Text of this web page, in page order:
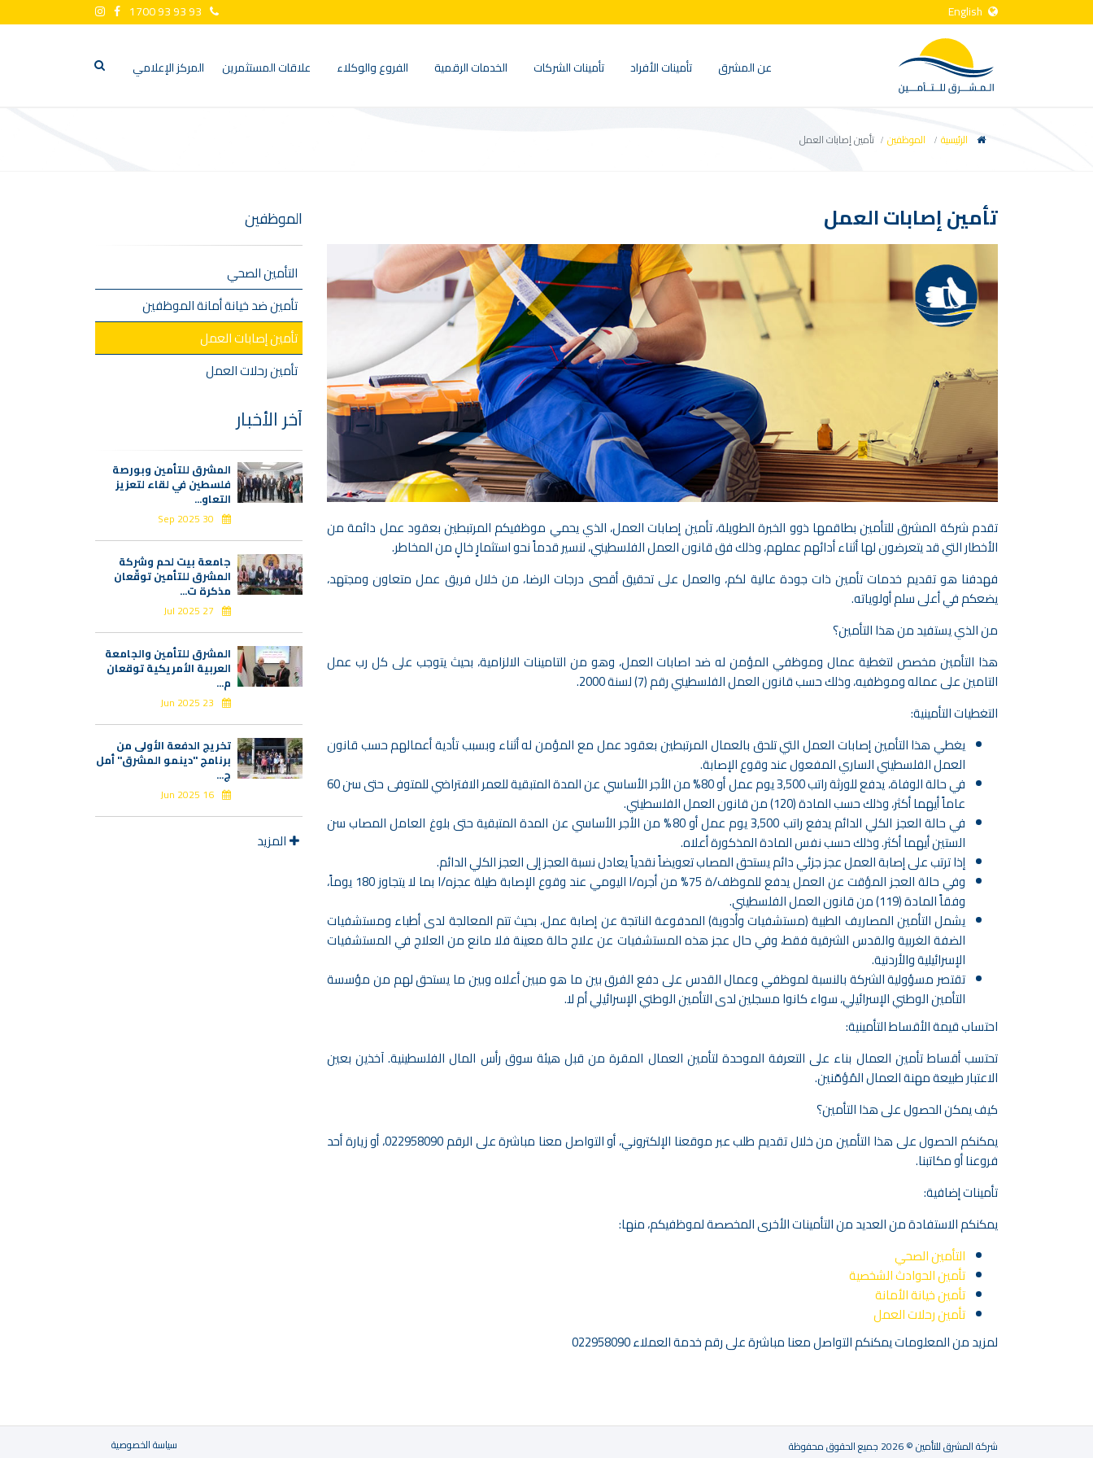
1700 93 93 93
عن المشرق تأمينات الأفراد تأمينات الشركات الخدمات الرقمية الفروع والوكلاء علاقات المستثمرين المركز الإعلامي
الرئيسية الموظفين تأمين إصابات العمل
تأمين إصابات العمل
تقدم شركة المشرق للتأمين بطاقمها ذوو الخبرة الطويلة، تأمين إصابات العمل، الذي يحمي موظفيكم المرتبطين بعقود عمل دائمة من
الأخطار التي قد يتعرضون لها أثناء أدائهم عملهم، وذلك فق قانون العمل الفلسطيني، لنسير قدماً نحو استثمارٍ خالٍ من المخاطر.
فهدفنا هو تقديم خدمات تأمين ذات جودة عالية لكم، والعمل على تحقيق أقصى درجات الرضا، من خلال فريق عمل متعاون ومجتهد،
يضعكم في أعلى سلم أولوياته.
من الذي يستفيد من هذا التأمين؟
هذا التأمين مخصص لتغطية عمال وموظفي المؤمن له ضد اصابات العمل، وهو من التامينات الالزامية، بحيث يتوجب على كل رب عمل
التامين على عماله وموظفيه، وذلك حسب قانون العمل الفلسطيني رقم (7) لسنة 2000.
التغطيات التأمينية:
يغطي هذا التأمين إصابات العمل التي تلحق بالعمال المرتبطين بعقود عمل مع المؤمن له أثناء وبسبب تأدية أعمالهم حسب قانون
العمل الفلسطيني الساري المفعول عند وقوع الإصابة.
في حالة الوفاة، يدفع للورثة راتب 3,500 يوم عمل أو 80% من الأجر الأساسي عن المدة المتبقية للعمر الافتراضي للمتوفى حتى سن 60
عاماً أيهما أكثر، وذلك حسب المادة (120) من قانون العمل الفلسطيني.
في حالة العجز الكلي الدائم يدفع راتب 3,500 يوم عمل أو 80% من الأجر الأساسي عن المدة المتبقية حتى بلوغ العامل المصاب سن
الستين أيهما أكثر. وذلك حسب نفس المادة المذكورة أعلاه.
إذا ترتب على إصابة العمل عجز جزئي دائم يستحق المصاب تعويضاً نقدياً يعادل نسبة العجز إلى العجز الكلي الدائم.
وفي حالة العجز المؤقت عن العمل يدفع للموظف/ة 75% من أجره/ا اليومي عند وقوع الإصابة طيلة عجزه/ا بما لا يتجاوز 180 يوماً،
وفقاً المادة (119) من قانون العمل الفلسطيني.
يشمل التأمين المصاريف الطبية (مستشفيات وأدوية) المدفوعة الناتجة عن إصابة عمل، بحيث تتم المعالجة لدى أطباء ومستشفيات
الضفة الغربية والقدس الشرقية فقط، وفي حال عجز هذه المستشفيات عن علاج حالة معينة فلا مانع من العلاج في المستشفيات
الإسرائيلية والأردنية.
تقتصر مسؤولية الشركة بالنسبة لموظفي وعمال القدس على دفع الفرق بين ما هو مبين أعلاه وبين ما يستحق لهم من مؤسسة
التأمين الوطني الإسرائيلي، سواء كانوا مسجلين لدى التأمين الوطني الإسرائيلي أم لا.
احتساب قيمة الأقساط التأمينية:
تحتسب أقساط تأمين العمال بناء على التعرفة الموحدة لتأمين العمال المقرة من قبل هيئة سوق رأس المال الفلسطينية. آخذين بعين
الاعتبار طبيعة مهنة العمال المُؤمّنين.
كيف يمكن الحصول على هذا التأمين؟
يمكنكم الحصول على هذا التأمين من خلال تقديم طلب عبر موقعنا الإلكتروني، أو التواصل معنا مباشرة على الرقم022958090، أو زيارة أحد
فروعنا أو مكاتبنا.
تأمينات إضافية:
يمكنكم الاستفادة من العديد من التأمينات الأخرى المخصصة لموظفيكم، منها:
التأمين الصحي
تأمين الحوادث الشخصية
تأمين خيانة الأمانة
تأمين رحلات العمل
لمزيد من المعلومات يمكنكم التواصل معنا مباشرة على رقم خدمة العملاء022958090
الموظفين
التأمين الصحي
تأمين ضد خيانة أمانة الموظفين
تأمين إصابات العمل
تأمين رحلات العمل
آخر الأخبار
المشرق للتأمين وبورصة
فلسطين في لقاء لتعزيز
التعاو...
30 Sep 2025
جامعة بيت لحم وشركة
المشرق للتأمين توقّعان
مذكرة ت...
27 Jul 2025
المشرق للتأمين والجامعة
العربية الأمريكية توقعان
م...
23 Jun 2025
تخريج الدفعة الأولى من
برنامج "دينمو المشرق" أمل
ج...
16 Jun 2025
المزيد
شركة المشرق للتأمين © 2026 جميع الحقوق محفوظة سياسة الخصوصية